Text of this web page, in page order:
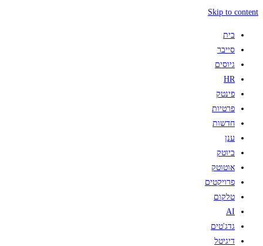
Skip to content
בית
סייבר
גיוסים
HR
פינטק
פרטיות
חדשות
ענן
ביוטק
אוטוטק
פרויקטים
טלקום
AI
גדג'טים
דיגיטל